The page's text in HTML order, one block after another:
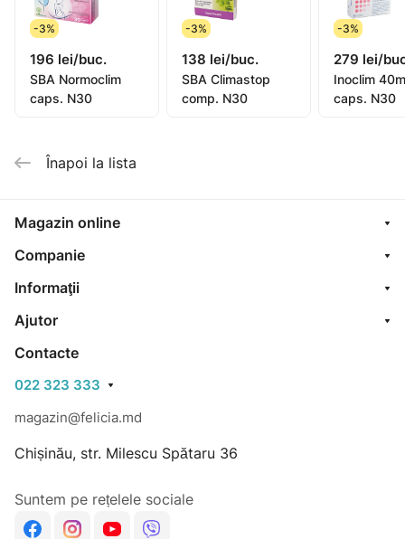
-3%
196 lei/buc.
SBA Normoclim
caps. N30
-3%
138 lei/buc.
SBA Climastop
comp. N30
-3%
279 lei/
Inoclim
caps. N30
Înapoi la lista
Magazin online
Companie
Informaţii
Ajutor
Contacte
022 323 333
magazin@felicia.md
Chișinău, str. Milescu Spătaru 36
Suntem pe rețelele sociale